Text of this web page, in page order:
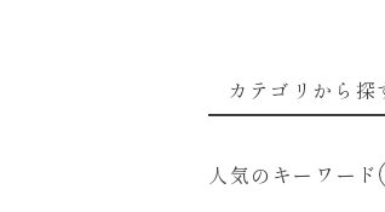
カテゴリから探
野菜のレシ
なんでもナムル
考えるな、二
あえるハコネー
あえるハコネー
あえるハコネ
人気のキーワード